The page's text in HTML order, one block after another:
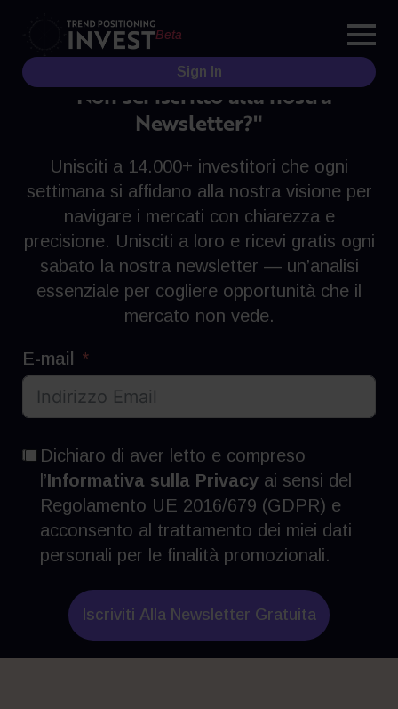
Beta
Sign In
"Non sei iscritto alla nostra
Newsletter?"
Unisciti a 14.000+ investitori che ogni
settimana si affidano alla nostra visione per
navigare i mercati con chiarezza e
precisione. Unisciti a loro e ricevi gratis ogni
sabato la nostra newsletter — un’analisi
essenziale per cogliere opportunità che il
mercato non vede.
E-mail
Dichiaro di aver letto e compreso
l’Informativa sulla Privacy ai sensi del
Regolamento UE 2016/679 (GDPR) e
acconsento al trattamento dei miei dati
personali per le finalità promozionali.
Iscriviti Alla Newsletter Gratuita